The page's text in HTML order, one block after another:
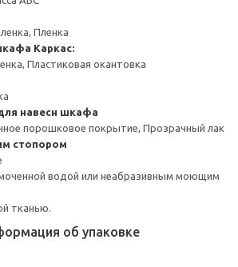
Пленка
Каркас:
Пластиковая окантовка
навесн шкафа
порошковое покрытие, Прозрачный лак
стопором
водой или неабразивным моющим
тканью.
об упаковке